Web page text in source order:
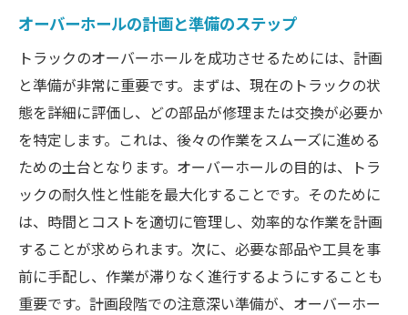
オーバーホールの計画と準備のステップ
トラックのオーバーホールを成功させるためには、計画
と準備が非常に重要です。まずは、現在のトラックの状
態を詳細に評価し、どの部品が修理または交換が必要か
を特定します。これは、後々の作業をスムーズに進める
ための土台となります。オーバーホールの目的は、トラ
ックの耐久性と性能を最大化することです。そのために
は、時間とコストを適切に管理し、効率的な作業を計画
することが求められます。次に、必要な部品や工具を事
前に手配し、作業が滞りなく進行するようにすることも
重要です。計画段階での注意深い準備が、オーバーホー